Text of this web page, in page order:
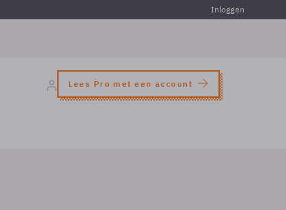
Inloggen
Lees Pro met een account